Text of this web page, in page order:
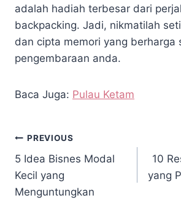
adalah hadiah terbesar dari
backpacking. Jadi, nikmatilah
dan cipta memori yang berharga
pengembaraan anda.
Baca Juga: Pulau Ketam
PREVIOUS
5 Idea Bisnes Modal
Kecil yang
Menguntungkan
10
yang